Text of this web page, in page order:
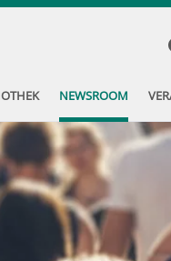
NEWSROOM